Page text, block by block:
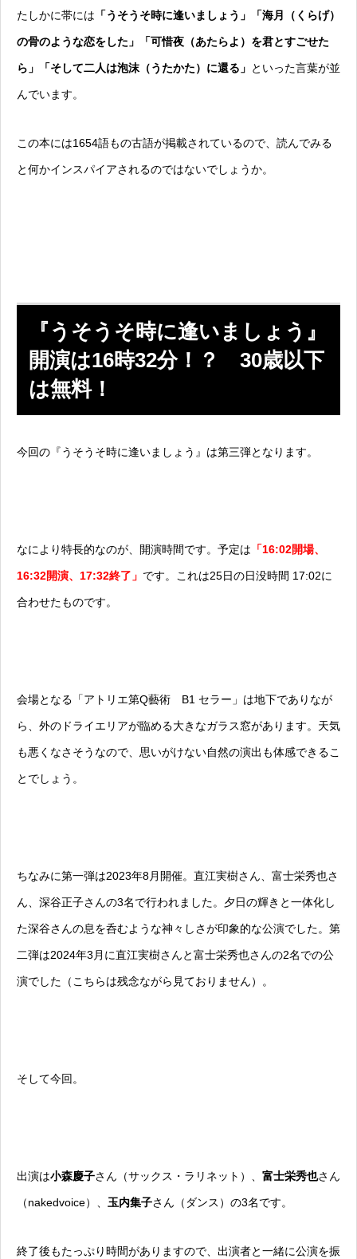
たしかに帯には 「うそうそ時に逢いましょう」「海月（くらげ）
の骨のような恋をした」「可惜夜（あたらよ）を君とすごせた
ら」「そして二人は泡沫（うたかた）に還る」 といった言葉が並
んでいます。
この本には1654語もの古語が掲載されているので、読んでみる
と何かインスパイアされるのではないでしょうか。
『うそうそ時に逢いましょう』
開演は16時32分！？ 30歳以下
は無料！
今回の『うそうそ時に逢いましょう』は第三弾となります。
なにより特長的なのが、開演時間です。予定は 「16:02開場、
16:32開演、17:32終了」 です。これは25日の日没時間 17:02に
合わせたものです。
会場となる「アトリエ第Q藝術 B1 セラー」は地下でありなが
ら、外のドライエリアが臨める大きなガラス窓があります。天気
も悪くなさそうなので、思いがけない自然の演出も体感できるこ
とでしょう。
ちなみに第一弾は2023年8月開催。直江実樹さん、富士栄秀也さ
ん、深谷正子さんの3名で行われました。夕日の輝きと一体化し
た深谷さんの息を呑むような神々しさが印象的な公演でした。第
二弾は2024年3月に直江実樹さんと富士栄秀也さんの2名での公
演でした（こちらは残念ながら見ておりません）。
そして今回。
出演は小森慶子さん（サックス・ラリネット）、 富士栄秀也さん
（nakedvoice）、 玉内集子さん（ダンス）の3名です。
終了後もたっぷり時間がありますので、出演者と一緒に公演を振